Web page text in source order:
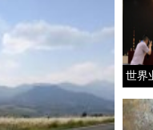
世界